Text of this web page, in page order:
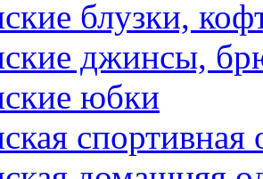
блузки,
джинсы,
юбки
спортивная